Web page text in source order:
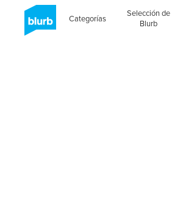
Categorías
Selección de
Blurb